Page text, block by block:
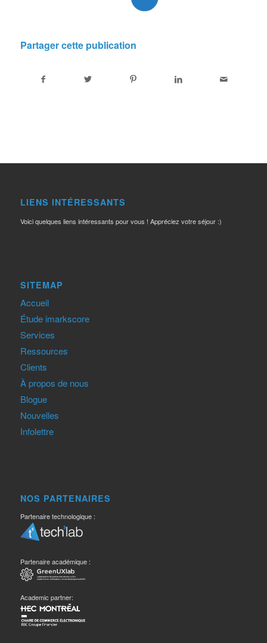
Partager cette publication
LIENS INTÉRESSANTS
Voici quelques liens intéressants pour vous ! Appréciez votre séjour :)
SITEMAP
Accueil
Étude imarkscore
Services
Ressources
Clients
À propos de nous
Blogue
Nouvelles
Infolettre
NOS PARTENAIRES
Partenaire technologique :
Partenaire académique :
Academic partner: